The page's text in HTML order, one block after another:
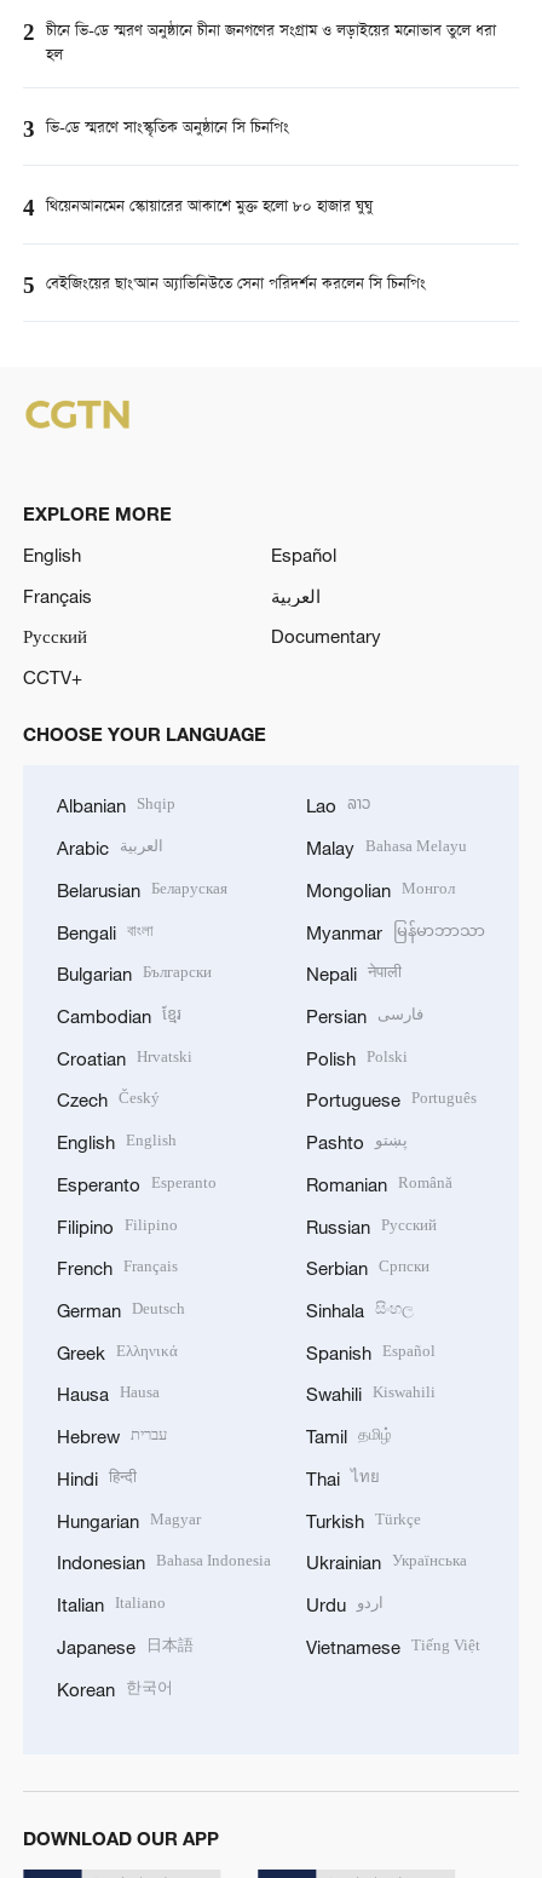
2 চীনে ভি-ডে স্মরণ অনুষ্ঠানে চীনা জনগণের সংগ্রাম ও লড়াইয়ের মনোভাব তুলে ধরা
হল
3 ভি-ডে স্মরণে সাংস্কৃতিক অনুষ্ঠানে সি চিনপিং
4 থিয়েনআনমেন স্কোয়ারের আকাশে মুক্ত হলো ৮০ হাজার ঘুঘু
5 বেইজিংয়ের ছাং'আন অ্যাভিনিউতে সেনা পরিদর্শন করলেন সি চিনপিং
EXPLORE MORE
English
Español
Français
العربية
Русский
Documentary
CCTV+
CHOOSE YOUR LANGUAGE
Albanian Shqip
Arabic العربية
Belarusian Беларуская
Bengali বাংলা
Bulgarian Български
Cambodian ខ្មែរ
Croatian Hrvatski
Czech Český
English English
Esperanto Esperanto
Filipino Filipino
French Français
German Deutsch
Greek Ελληνικά
Hausa Hausa
Hebrew עברית
Hindi हिन्दी
Hungarian Magyar
Indonesian Bahasa Indonesia
Italian Italiano
Japanese 日本語
Korean 한국어
Lao ລາວ
Malay Bahasa Melayu
Mongolian Монгол
Myanmar မြန်မာဘာသာ
Nepali नेपाली
Persian فارسی
Polish Polski
Portuguese Português
Pashto پښتو
Romanian Română
Russian Русский
Serbian Српски
Sinhala සිංහල
Spanish Español
Swahili Kiswahili
Tamil தமிழ்
Thai ไทย
Turkish Türkçe
Ukrainian Українська
Urdu اردو
Vietnamese Tiếng Việt
DOWNLOAD OUR APP